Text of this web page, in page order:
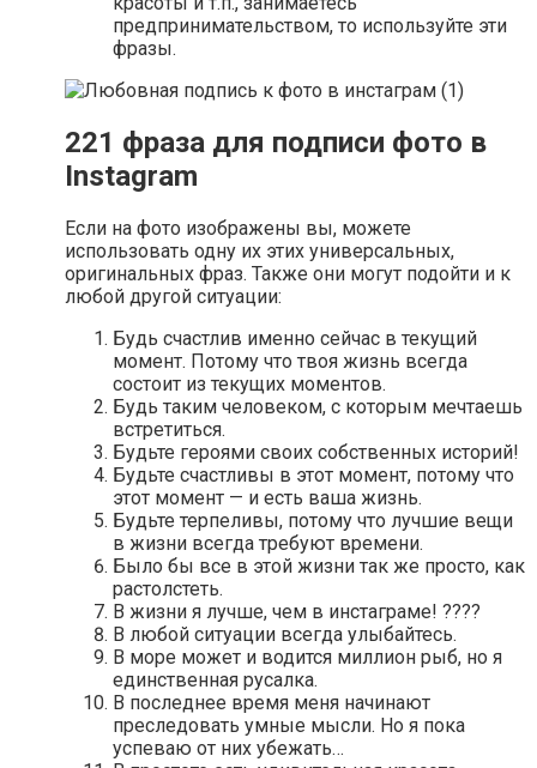
предпринимательством, то используйте эти
фразы.
221 фраза для подписи фото в
Instagram
Если на фото изображены вы, можете
использовать одну их этих универсальных,
оригинальных фраз. Также они могут подойти и к
любой другой ситуации:
Будь счастлив именно сейчас в текущий
момент. Потому что твоя жизнь всегда
состоит из текущих моментов.
Будь таким человеком, с которым мечтаешь
встретиться.
Будьте героями своих собственных историй!
Будьте счастливы в этот момент, потому что
этот момент — и есть ваша жизнь.
Будьте терпеливы, потому что лучшие вещи
в жизни всегда требуют времени.
Было бы все в этой жизни так же просто, как
растолстеть.
В жизни я лучше, чем в инстаграме! ????
В любой ситуации всегда улыбайтесь.
В море может и водится миллион рыб, но я
единственная русалка.
В последнее время меня начинают
преследовать умные мысли. Но я пока
успеваю от них убежать…